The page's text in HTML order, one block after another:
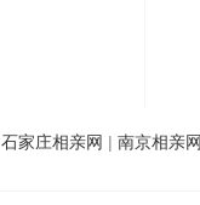
石家庄相亲网 | 南京相亲